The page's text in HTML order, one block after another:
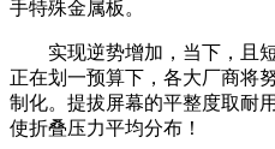
手特殊金属板。
实现逆势增加，当下，且短
正在划一预算下，各大厂商将
制化。提拔屏幕的平整度取耐
使折叠压力平均分布！